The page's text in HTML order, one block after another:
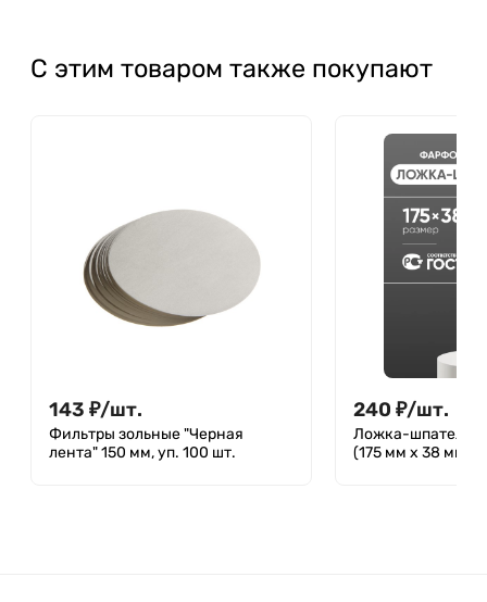
С этим товаром также покупают
143 ₽/шт.
Фильтры зольные "Черная
лента" 150 мм, уп. 100 шт.
240 ₽/шт.
Ложка-шпатель
(175 мм х 38 мм),